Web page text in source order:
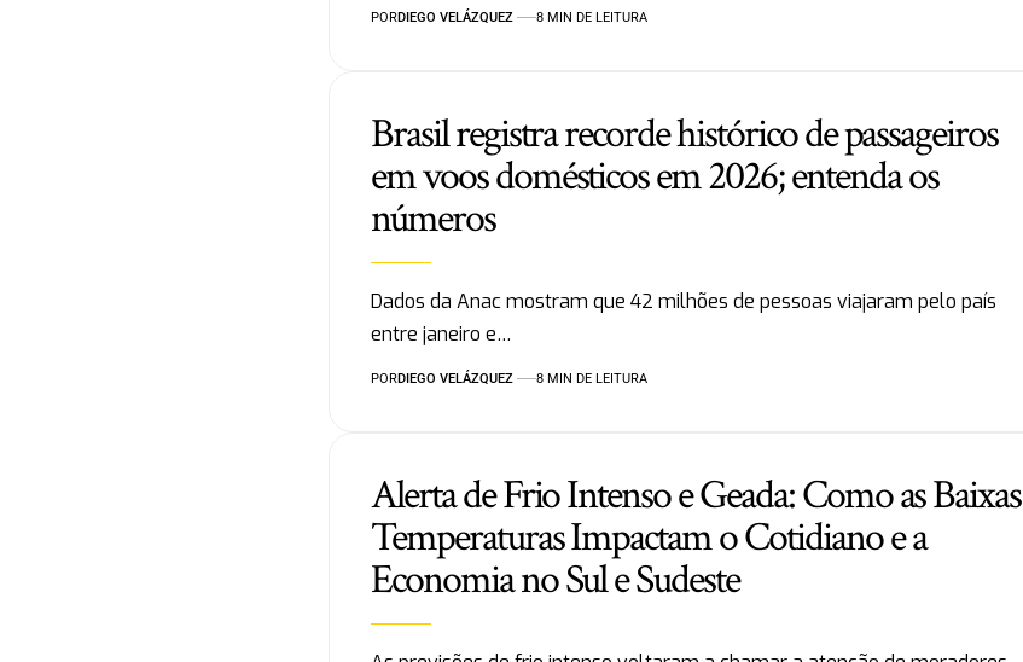
PORDIEGO VELÁZQUEZ 8 MIN DE LEITURA
Brasil registra recorde histórico de passageiros
em voos domésticos em 2026; entenda os
números
Dados da Anac mostram que 42 milhões de pessoas viajaram pelo país
entre janeiro e…
PORDIEGO VELÁZQUEZ 8 MIN DE LEITURA
Alerta de Frio Intenso e Geada: Como as Baixas
Temperaturas Impactam o Cotidiano e a
Economia no Sul e Sudeste